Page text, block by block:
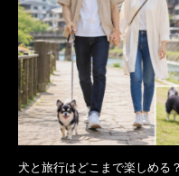
犬と旅行はどこまで楽しめる